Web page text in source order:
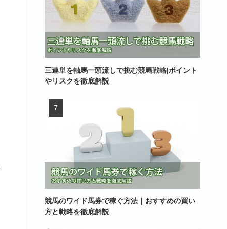
三連単を軸馬一頭流しで挑む競馬戦略|ポイント
やリスクを徹底解説
競馬のワイド馬券で稼ぐ方法｜おすすめの買い
方と戦略を徹底解説